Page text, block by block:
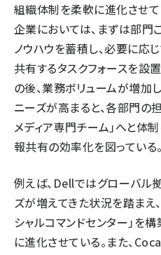
組織体制を柔軟に進化させて
企業においては、まずは部門
ノウハウを蓄積し、必要に応
共有するタスクフォースを設
の後、業務ボリュームが増
ニーズが高まると、各部門の
メディア専門チーム」へと体
報共有の効率化を図っている。
例えば、Dellではグローバル
ズが増えてきた状況を踏まえ
シャルコマンドセンター」を
に進化させている。また、